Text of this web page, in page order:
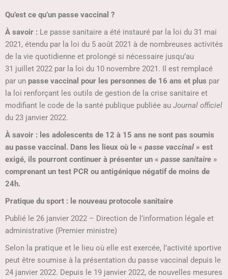
Qu’est ce qu’un passe vaccinal ?
À savoir : Le passe sanitaire a été instauré par la loi du 31 mai
2021, étendu par la loi du 5 août 2021 à de nombreuses activités
de la vie quotidienne et prolongé si nécessaire jusqu’au
31 juillet 2022 par la loi du 10 novembre 2021. Il est remplacé
par un passe vaccinal pour les personnes de 16 ans et plus par
la loi renforçant les outils de gestion de la crise sanitaire et
modifiant le code de la santé publique publiée au Journal officiel
du 23 janvier 2022.
À savoir : les adolescents de 12 à 15 ans ne sont pas soumis
au passe vaccinal. Dans les lieux où le « passe vaccinal » est
exigé, ils pourront continuer à présenter un « passe sanitaire »
comprenant un test PCR ou antigénique négatif de moins de
24h.
Pratique du sport : le nouveau protocole sanitaire
Publié le 26 janvier 2022 – Direction de l’information légale et
administrative (Premier ministre)
Selon la pratique et le lieu où elle est exercée, l’activité sportive
peut être soumise à la présentation du passe vaccinal depuis le
24 janvier 2022. Depuis le 19 janvier 2022, de nouvelles mesures